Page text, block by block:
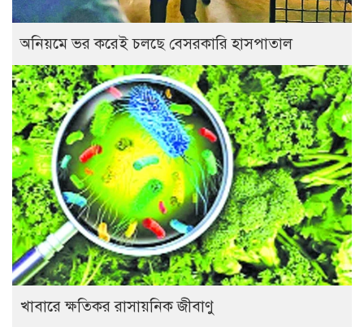
অনিয়মে ভর করেই চলছে বেসরকারি হাসপাতাল
খাবারে ক্ষতিকর রাসায়নিক জীবাণু